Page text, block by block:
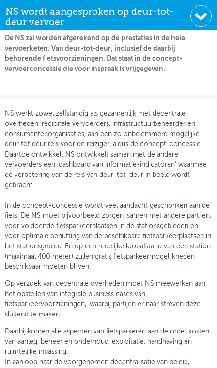
BIJEENKOMSTEN
KENNISBANK
ADRESSENBOEK
OVER FIETSBERAAD
MIJN PROFIEL
GEBRUIKER
NS wordt aangesproken op deur-tot-
deur vervoer
Soort:
Nieuws Fietsberaad
Datum:
24-04-2014
De NS zal worden afgerekend op de prestaties in de hele
vervoerketen. Van deur-tot-deur, inclusief de daarbij
behorende fietsvoorzieningen. Dat staat in de concept-
vervoerconcessie die voor inspraak is vrijgegeven.
NS werkt zowel zelfstandig als gezamenlijk met decentrale
overheden, regionale vervoerders, infrastructuurbeheerder en
consumentenorganisaties, aan een zo onbelemmerd mogelijke
deur tot deur reis voor de reiziger, aldus de concept-concessie.
Daartoe ontwikkelt NS ontwikkelt samen met de andere
vervoerders een ‘dashboard van informatie-indicatoren’ waarmee
de verbetering van de reis van deur-tot-deur in beeld wordt
gebracht.
In de concept-concessie wordt veel aandacht geschonken aan de
fiets. De NS moet bijvoorbeeld zorgen, samen met andere partijen,
voor voldoende fietsparkeerplaatsen in de stationsgebieden en
voor optimale benutting van de beschikbare fietsparkeerplaatsen in
het stationsgebied. En op een redelijke loopafstand van een station
(maximaal 400 meter) zullen gratis fietsparkeermogelijkheden
beschikbaar moeten blijven.
Op verzoek van decentrale overheden moet NS meewerken aan
het opstellen van integrale business cases van
fietsparkeervoorzieningen, ‘waarbij partijen er naar streven deze
sluitend te maken.’
Daarbij komen alle aspecten van fietsparkeren aan de orde: kosten
van aanleg, beheer en onderhoud, exploitatie, handhaving en
ruimtelijke inpassing.
In aanloop naar de voorgenomen decentralisatie van beleid,